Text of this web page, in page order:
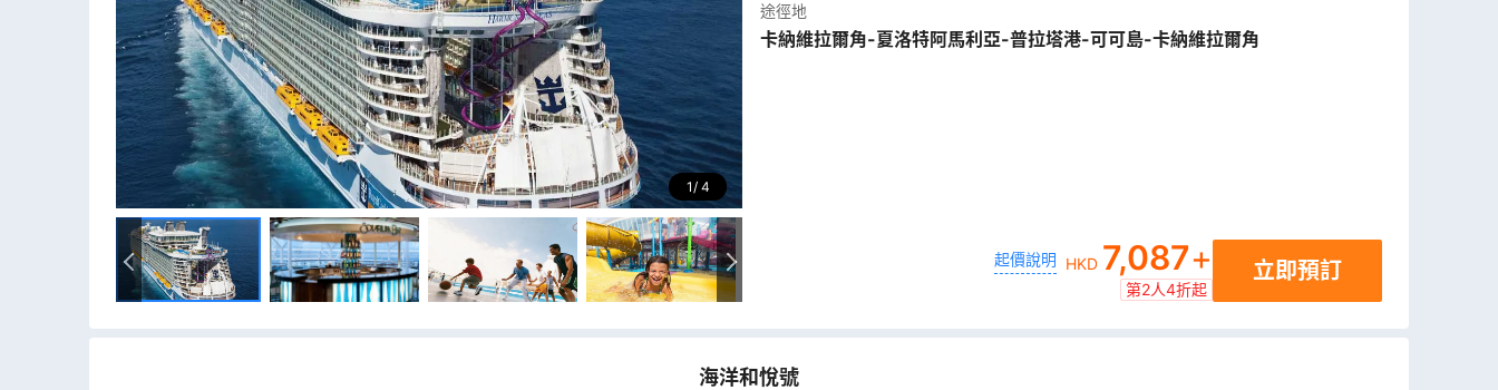
1 4
途徑地
卡納維拉爾角-夏洛特阿馬利亞-普拉塔港-可可島-卡納維拉爾角
起價說明 HKD 7,087+
第2人4折起
立即預訂
海洋和悅號